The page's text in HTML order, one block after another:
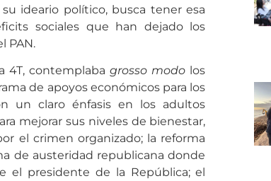
ideario político, busca tener esa
sociales que han dejado los
PAN.
4T, contemplabagrosso modo los
de apoyos económicos para los
un claro énfasis en los adultos
mejorar sus niveles de bienestar,
el crimen organizado; la reforma
de austeridad republicana donde
el presidente de la República; el